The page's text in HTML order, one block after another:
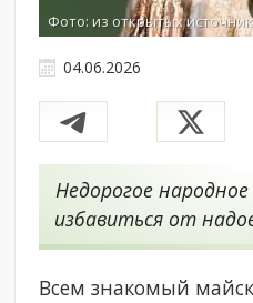
Фото: из открытых
04.06.2026
Недорогое
избавиться от
Всем знакомый